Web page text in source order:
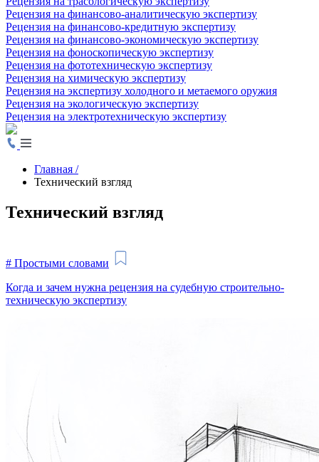
Рецензия на финансово-аналитическую экспертизу
Рецензия на финансово-кредитную экспертизу
Рецензия на финансово-экономическую экспертизу
Рецензия на фоноскопическую экспертизу
Рецензия на фототехническую экспертизу
Рецензия на химическую экспертизу
Рецензия на экспертизу холодного и метаемого оружия
Рецензия на экологическую экспертизу
Рецензия на электротехническую экспертизу
Главная /
Технический взгляд
Технический взгляд
# Простыми словами
Когда и зачем нужна рецензия на судебную строительно-
техническую экспертизу